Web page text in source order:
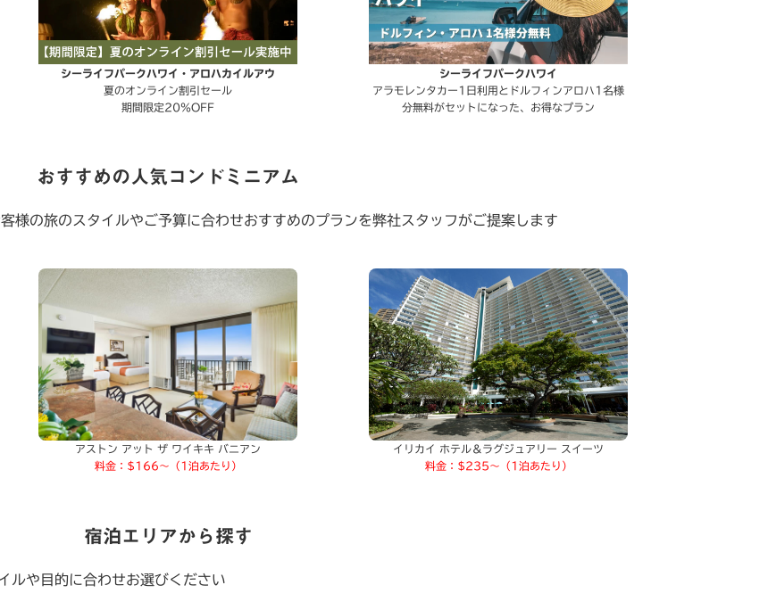
シーライフパークハワイ・アロハカイルアウ
夏のオンライン割引セール
期間限定20％OFF
シーライフパークハワイ
アラモレンタカー1日利用とドルフィンアロハ1名様
分無料がセットになった、お得なプラン
おすすめの人気コンドミニアム
様の旅のスタイルやご予算に合わせおすすめのプランを弊社スタッフがご提案します
アストン アット ザ ワイキキ バニアン
料金：$166～（1泊あたり）
イリカイ ホテル＆ラグジュアリー スイーツ
料金：$235～（1泊あたり）
宿泊エリアから探す
ルや目的に合わせお選びください